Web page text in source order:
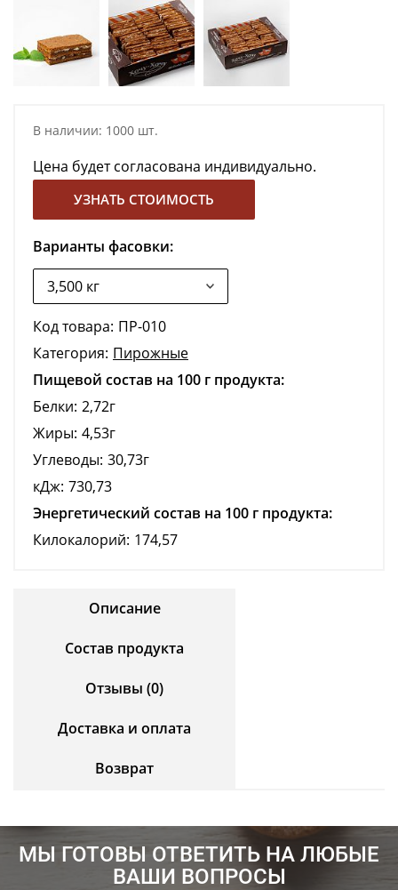
В наличии: 1000 шт.
Цена будет согласована индивидуально.
УЗНАТЬ СТОИМОСТЬ
Варианты фасовки:
Код товара: ПР-010
Категория: Пирожные
Пищевой состав на 100 г продукта:
Белки: 2,72г
Жиры: 4,53г
Углеводы: 30,73г
кДж: 730,73
Энергетический состав на 100 г продукта:
Килокалорий: 174,57
Описание
Состав продукта
Отзывы (0)
Доставка и оплата
Возврат
МЫ ГОТОВЫ ОТВЕТИТЬ НА ЛЮБЫЕ
ВАШИ ВОПРОСЫ